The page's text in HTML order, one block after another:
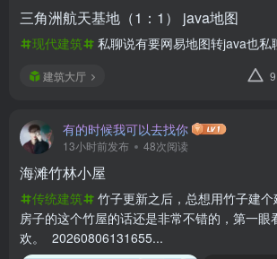
三角洲航天基地（1：1） java地图
现代建筑 私聊说有要网易地图转java也私
建筑大厅 9
有的时候我可以去找你
13小时前发布 48次阅读
海滩竹林小屋
传统建筑
竹子更新之后，总想用竹子建
房子的这个竹屋的话还是非常不错的，第一眼
欢。 20260806131655...